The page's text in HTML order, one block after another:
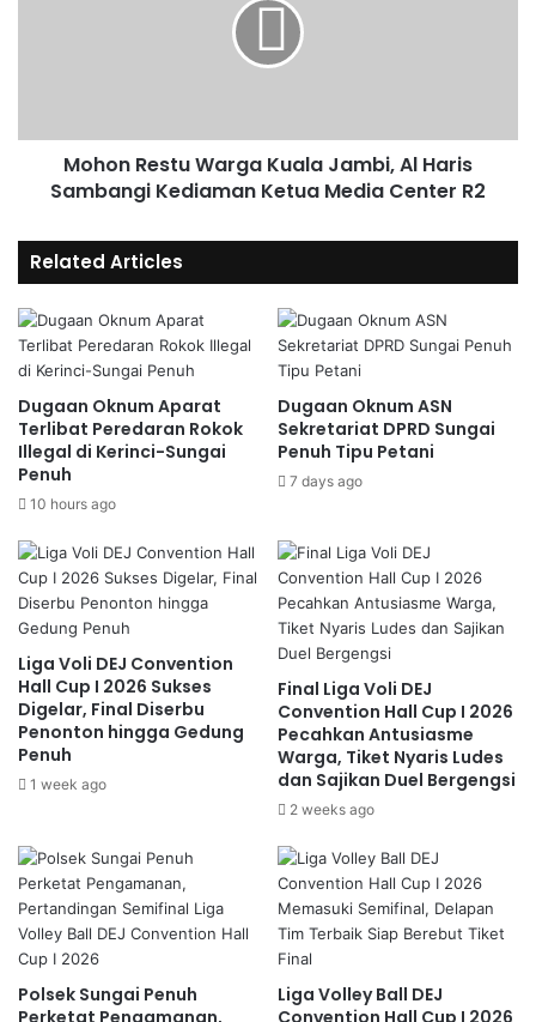
Mohon Restu Warga Kuala Jambi, Al Haris
Sambangi Kediaman Ketua Media Center R2
Related Articles
Dugaan Oknum Aparat
Terlibat Peredaran Rokok
Illegal di Kerinci-Sungai
Penuh
10 hours ago
Dugaan Oknum ASN
Sekretariat DPRD Sungai
Penuh Tipu Petani
7 days ago
Liga Voli DEJ Convention
Hall Cup I 2026 Sukses
Digelar, Final Diserbu
Penonton hingga Gedung
Penuh
1 week ago
Final Liga Voli DEJ
Convention Hall Cup I 2026
Pecahkan Antusiasme
Warga, Tiket Nyaris Ludes
dan Sajikan Duel Bergengsi
2 weeks ago
Polsek Sungai Penuh
Liga Volley Ball DEJ